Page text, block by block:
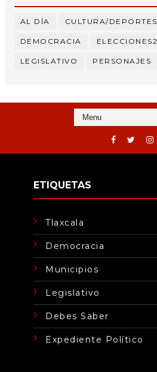
AL DÍA CULTURA/DEPORTES
DEMOCRACIA
LEGISLATIVO PERSONAJES
ETIQUETAS
Tlaxcala
Democracia
Municipios
Legislativo
Debes Saber
Expediente Político